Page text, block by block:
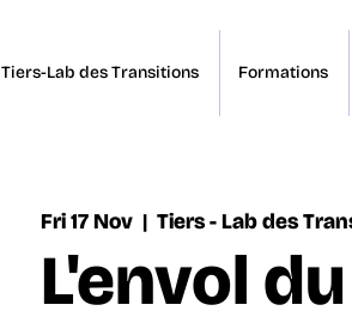
Tiers-Lab des Transitions Formations
Fri 17 Nov
  |
Tiers - Lab des
L'envol